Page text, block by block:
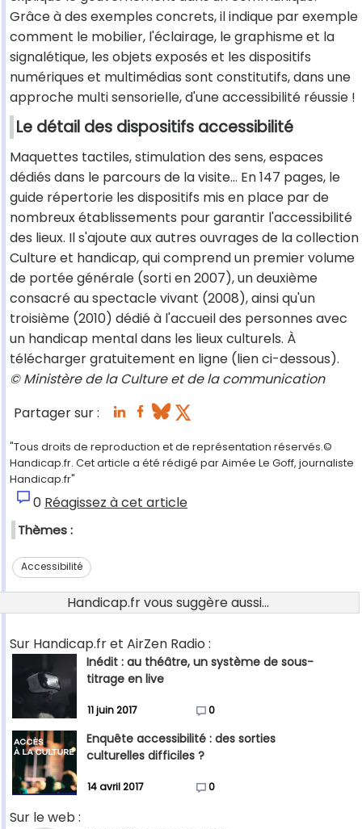
Grâce à des exemples concrets, il indique par exemple
comment le mobilier, l'éclairage, le graphisme et la
signalétique, les objets exposés et les dispositifs
numériques et multimédias sont constitutifs, dans une
approche multi sensorielle, d'une accessibilité réussie !
Le détail des dispositifs accessibilité
Maquettes tactiles, stimulation des sens, espaces
dédiés dans le parcours de la visite… En 147 pages, le
guide répertorie les dispositifs mis en place par de
nombreux établissements pour garantir l'accessibilité
des lieux. Il s'ajoute aux autres ouvrages de la collection
Culture et handicap, qui comprend un premier volume
de portée générale (sorti en 2007), un deuxième
consacré au spectacle vivant (2008), ainsi qu'un
troisième (2010) dédié à l'accueil des personnes avec
un handicap mental dans les lieux culturels. À
télécharger gratuitement en ligne (lien ci-dessous).
© Ministère de la Culture et de la communication
Partager sur :
"Tous droits de reproduction et de représentation réservés.©
Handicap.fr. Cet article a été rédigé par Aimée Le Goff, journaliste
Handicap.fr"
0 Réagissez à cet article
Thèmes :
Accessibilité
Handicap.fr vous suggère aussi...
Sur Handicap.fr et AirZen Radio :
Inédit : au théâtre, un système de sous-
titrage en live
11 juin 2017 0
Enquête accessibilité : des sorties
culturelles difficiles ?
14 avril 2017 0
Sur le web :